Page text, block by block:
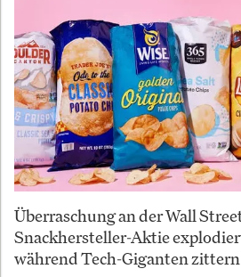
Überraschung an der Wall
Snackhersteller-Aktie
während Tech-Giganten zittern